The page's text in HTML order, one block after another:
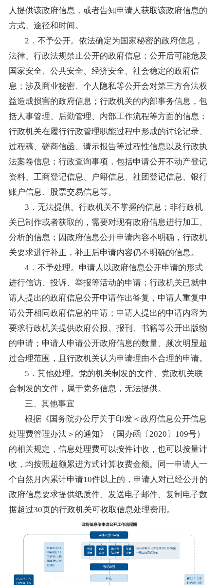
人提供该政府信息，或者告知申请人获取该政府信息的
方式、途径和时间。
2．不予公开。依法确定为国家秘密的政府信息，
法律、行政法规禁止公开的政府信息；公开后可能危及
国家安全、公共安全、经济安全、社会稳定的政府信
息；涉及商业秘密、个人隐私等公开会对第三方合法权
益造成损害的政府信息；行政机关的内部事务信息，包
括人事管理、后勤管理、内部工作流程等方面的信息；
行政机关在履行行政管理职能过程中形成的讨论记录、
过程稿、磋商信函、请示报告等过程性信息以及行政执
法案卷信息；行政查询事项，包括申请公开不动产登记
资料、工商登记信息、户籍信息、社团登记信息、银行
账户信息、股票交易信息等。
3．无法提供。行政机关不掌握的信息；非行政机
关已制作或者获取的，需要对现有政府信息进行加工、
分析的信息；因政府信息公开申请内容不明确，行政机
关要求进行补正，补正后申请内容仍不明确的信息。
4．不予处理。申请人以政府信息公开申请的形式
进行信访、投诉、举报等活动的申请；行政机关已就申
请人提出的政府信息公开申请作出答复，申请人重复申
请公开相同政府信息的申请；申请人提出的申请内容为
要求行政机关提供政府公报、报刊、书籍等公开出版物
的申请；申请人申请公开政府信息的数量、频次明显超
过合理范围，且行政机关认为申请理由不合理的申请。
5．其他处理。党的机关制发的文件、党政机关联
合制发的文件，属于党务信息，无法提供。
三、其他事宜
根据《国务院办公厅关于印发＜政府信息公开信息
处理费管理办法＞的通知》（国办函〔2020〕109号）
的相关规定，信息处理费可以按件计收，也可以按量计
收，均按照超额累进方式计算收费金额。同一申请人一
个自然月内累计申请10件以上的，申请人对已经公开的
政府信息要求提供纸质件、发送电子邮件、复制电子数
据超过30页的行政机关可收取信息处理费用。